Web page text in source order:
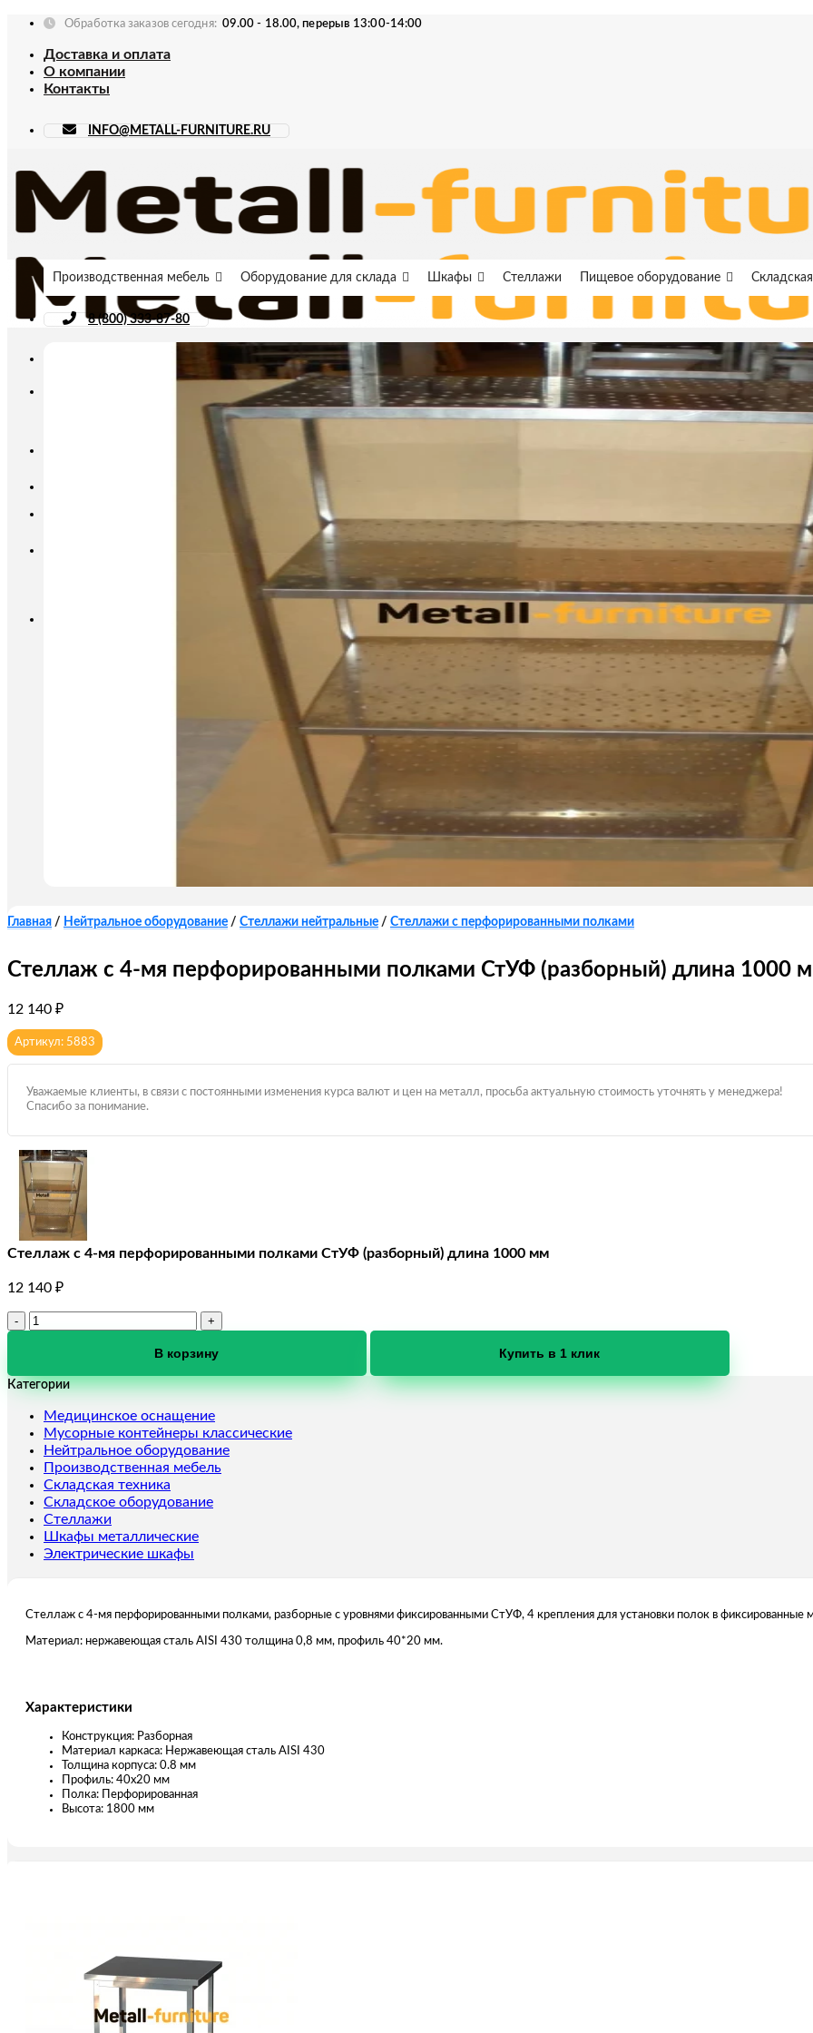
Skip
content
Обработка заказов сегодня: 09.00 - 18.00, перерыв 13:00-14:00
Доставка и оплата
О компании
Контакты
INFO@METALL-FURNITURE.RU
INFO@METALL-FURNITURE.RU
Производственная мебель Оборудование для склада Шкафы Стеллажи Пищевое оборудование
8 (800) 333-87-80
Главная / Нейтральное оборудование / Стеллажи нейтральные / Стеллажи с перфорированными полками
Стеллаж с 4-мя перфорированными полками СтУФ (разборный) длина 1000
12 140 ₽
Артикул: 5883
Уважаемые клиенты, в связи с постоянными изменения курса валют и цен на металл, просьба актуальную стоимость уточнять у менеджера!
Спасибо за понимание.
Стеллаж с 4-мя перфорированными полками СтУФ (разборный) длина 1000 мм
12 140 ₽
Количество
4-
перфорированными
полками
СтУФ
(разборный)
длина
1000
мм
В корзину Купить в 1 клик
Категории
Медицинское оснащение
Мусорные контейнеры классические
Нейтральное оборудование
Производственная мебель
Складская техника
Складское оборудование
Стеллажи
Шкафы металлические
Электрические шкафы
Стеллаж с 4-мя перфорированными полками, разборные с уровнями фиксированными СтУФ, 4 крепления для установки полок в фиксированные
Материал: нержавеющая сталь AISI 430 толщина 0,8 мм, профиль 40*20 мм.
Характеристики
Конструкция: Разборная
Материал каркаса: Нержавеющая сталь AISI 430
Толщина корпуса: 0.8 мм
Профиль: 40х20 мм
Полка: Перфорированная
Высота: 1800 мм